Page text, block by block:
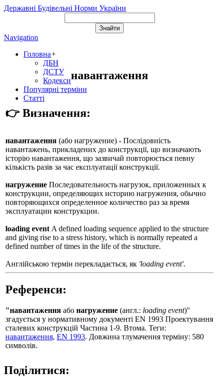
Державні Будівельні Норми України
Navigation
Головна+
ДБН
ДСТУ
Кодекси
Популярні терміни
Статті
навантаження
👉 Визначення:
навантаження (або нагружение) - Послідовність
навантажень, прикладених до конструкції, що визначають
історію навантаження, що зазвичай повторюється певну
кількість разів за час експлуатації конструкції.
нагружение Последовательность нагрузок, приложенных к
конструкции, определяющих историю нагружения, обычно
повторяющихся определенное количество раз за время
эксплуатации конструкции.
loading event A defined loading sequence applied to the structure
and giving rise to a stress history, which is normally repeated a
defined number of times in the life of the structure.
Англійською термін перекладається, як 'loading event'.
Референси:
"навантаження або нагружение (англ.: loading event)"
згадується у нормативному документі EN 1993 Проектування
сталевих конструкцій Частина 1-9. Втома. Теги:
навантаження, EN 1993. Довжина тлумачення терміну: 580
символів.
Поділитися: